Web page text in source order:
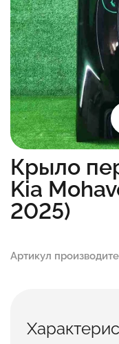
Артикул
Крыло
Kia
2025)